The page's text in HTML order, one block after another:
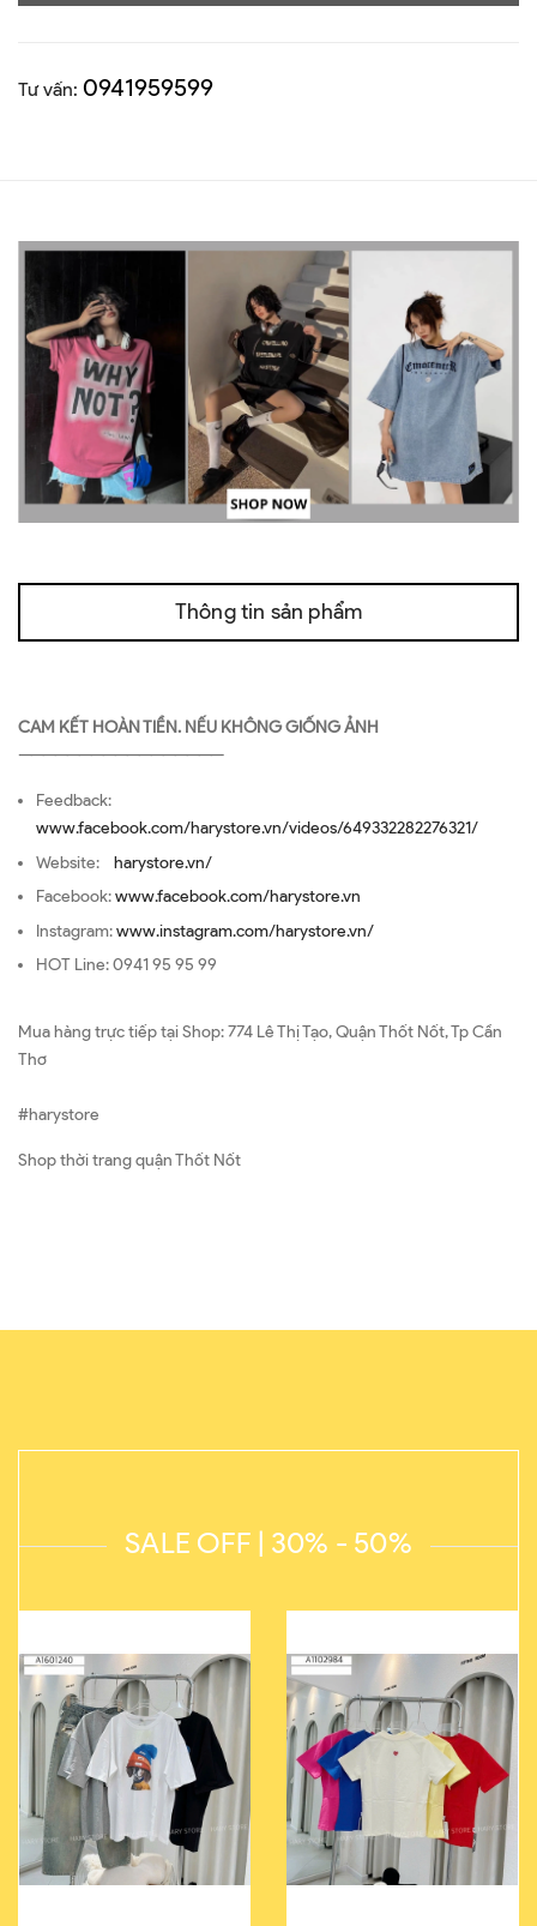
Tư vấn: 0941959599
Thông tin sản phẩm
CAM KẾT HOÀN TIỀN. NẾU KHÔNG GIỐNG ẢNH
—————————————————
Feedback:
www.facebook.com/harystore.vn/videos/649332282276321/
Website: harystore.vn/
Facebook:www.facebook.com/harystore.vn
Instagram:www.instagram.com/harystore.vn/
HOT Line: 0941 95 95 99
Mua hàng trực tiếp tại Shop: 774 Lê Thị Tạo, Quận Thốt Nốt, Tp Cần
Thơ
#harystore
Shop thời trang quận Thốt Nốt
SALE OFF | 30% - 50%